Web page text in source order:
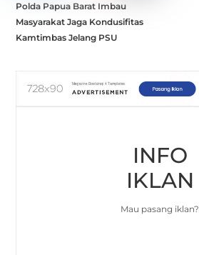
Polda Papua Barat Imbau
Masyarakat Jaga Kondusifitas
Kamtimbas Jelang PSU
INFO
IKLAN
Mau pasang iklan?